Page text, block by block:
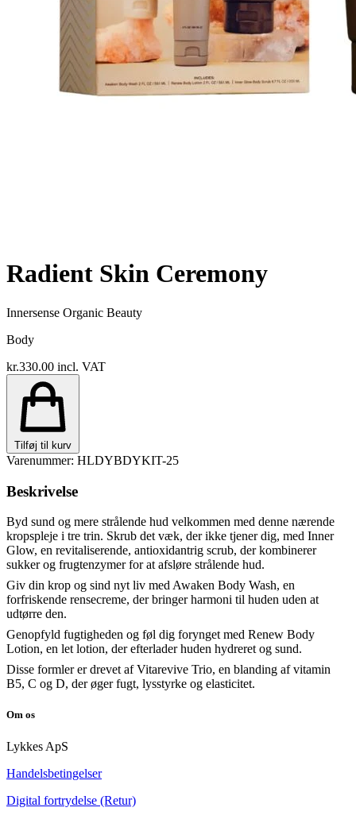
Radient Skin Ceremony
Innersense Organic Beauty
Body
kr.330.00 incl. VAT
Tilføj til kurv
Varenummer: HLDYBDYKIT-25
Beskrivelse
Byd sund og mere strålende hud velkommen med denne nærende
kropspleje i tre trin. Skrub det væk, der ikke tjener dig, med Inner
Glow, en revitaliserende, antioxidantrig scrub, der kombinerer
sukker og frugtenzymer for at afsløre strålende hud.
Giv din krop og sind nyt liv med Awaken Body Wash, en
forfriskende rensecreme, der bringer harmoni til huden uden at
udtørre den.
Genopfyld fugtigheden og føl dig forynget med Renew Body
Lotion, en let lotion, der efterlader huden hydreret og sund.
Disse formler er drevet af Vitarevive Trio, en blanding af vitamin
B5, C og D, der øger fugt, lysstyrke og elasticitet.
Om os
Lykkes ApS
Handelsbetingelser
Digital fortrydelse (Retur)